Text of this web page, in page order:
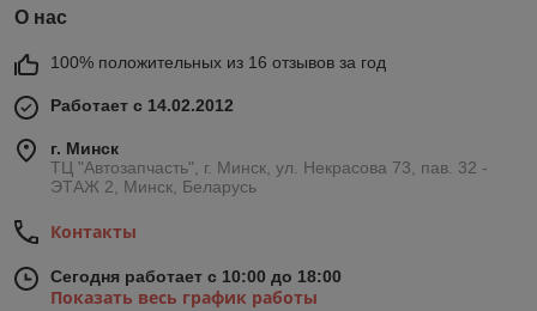
О нас
100% положительных из 16 отзывов за год
Работает с 14.02.2012
г. Минск
ТЦ "Автозапчасть", г. Минск, ул. Некрасова 73, пав. 32 -
ЭТАЖ 2, Минск, Беларусь
Контакты
Сегодня работает с 10:00 до 18:00
Показать весь график работы